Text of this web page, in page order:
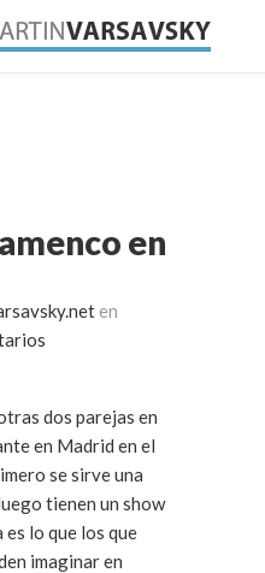
en
en
dos parejas en
en Madrid en el
se sirve una
tienen un show
imaginar en